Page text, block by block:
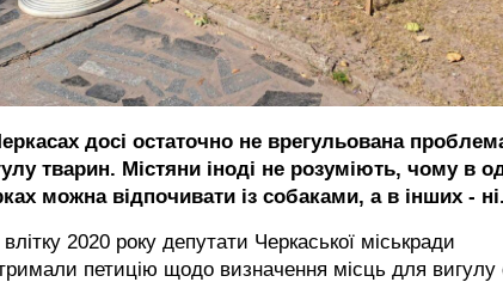
досі остаточно не врегульована
тварин. Містяни іноді не розуміють, чому в
можна відпочивати із собаками, а в інших -
2020 року депутати Черкаської міськради
петицію щодо визначення місць для вигулу